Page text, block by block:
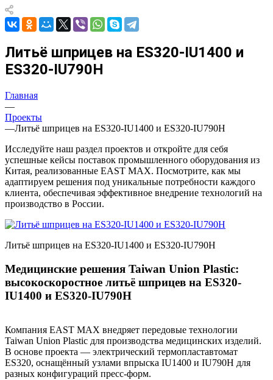
Литьё шприцев на ES320-IU1400 и
ES320-IU790H
Главная
—
Проекты
—Литьё шприцев на ES320-IU1400 и ES320-IU790H
Исследуйте наш раздел проектов и откройте для себя
успешные кейсы поставок промышленного оборудования из
Китая, реализованные EAST MAX. Посмотрите, как мы
адаптируем решения под уникальные потребности каждого
клиента, обеспечивая эффективное внедрение технологий на
производство в России.
Литьё шприцев на ES320-IU1400 и ES320-IU790H
Медицинские решения Taiwan Union Plastic:
высокоскоростное литьё шприцев на ES320-
IU1400 и ES320-IU790H
Компания EAST MAX внедряет передовые технологии
Taiwan Union Plastic для производства медицинских изделий.
В основе проекта — электрический термопластавтомат
ES320, оснащённый узлами впрыска IU1400 и IU790H для
разных конфигураций пресс-форм.